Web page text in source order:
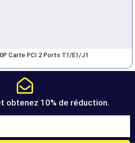
Carte PCI 2 Ports T1/E1/J1
obtenez 10% de réduction.